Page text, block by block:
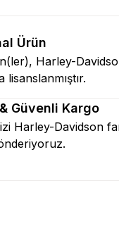
Ürün
Harley-
lisanslanmıştır.
& Güvenli Kargo
Harley-Davidson